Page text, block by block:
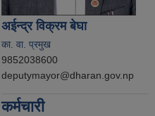
अईन्द्र विक्रम बेघा
का. वा. प्रमुख
9852038600
deputymayor@dharan.gov.np
कर्मचारी